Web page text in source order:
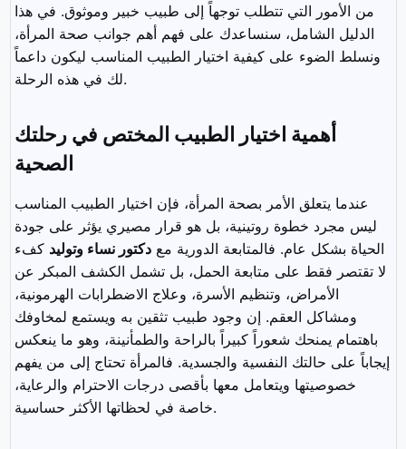
من الأمور التي تتطلب توجهاً إلى طبيب خبير وموثوق. في هذا
الدليل الشامل، سنساعدك على فهم أهم جوانب صحة المرأة،
ونسلط الضوء على كيفية اختيار الطبيب المناسب ليكون داعماً
لك في هذه الرحلة.
أهمية اختيار الطبيب المختص في رحلتك
الصحية
عندما يتعلق الأمر بصحة المرأة، فإن اختيار الطبيب المناسب
ليس مجرد خطوة روتينية، بل هو قرار مصيري يؤثر على جودة
الحياة بشكل عام. فالمتابعة الدورية معدكتور نساء وتوليد كفء
لا تقتصر فقط على متابعة الحمل، بل تشمل الكشف المبكر عن
الأمراض، وتنظيم الأسرة، وعلاج الاضطرابات الهرمونية،
ومشاكل العقم. إن وجود طبيب تثقين به ويستمع لمخاوفك
باهتمام يمنحك شعوراً كبيراً بالراحة والطمأنينة، وهو ما ينعكس
إيجاباً على حالتك النفسية والجسدية. فالمرأة تحتاج إلى من يفهم
خصوصيتها ويتعامل معها بأقصى درجات الاحترام والرعاية،
خاصة في لحظاتها الأكثر حساسية.